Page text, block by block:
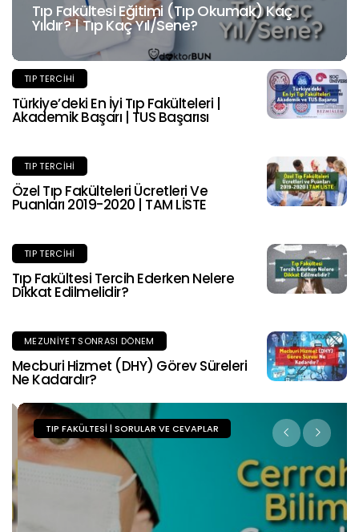
Tıp Fakültesi Eğitimi (Tıp Okumak) Kaç
Yıldır? | Tıp Kaç Yıl/Sene?
TIP TERCIHI
Türkiye’deki En İyi Tıp Fakülteleri |
Akademik Başarı | TUS Başarısı
TIP TERCIHI
Özel Tıp Fakülteleri Ücretleri Ve
Puanları 2019-2020 | TAM LİSTE
TIP TERCIHI
Tıp Fakültesi Tercih Ederken Nelere
Dikkat Edilmelidir?
MEZUNIYET SONRASI DÖNEM
Mecburi Hizmet (DHY) Görev Süreleri
Ne Kadardır?
TIP FAKÜLTESI | SORULAR VE CEVAPLAR